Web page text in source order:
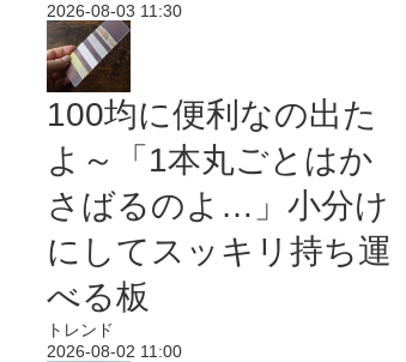
2026-08-03 11:30
100均に便利なの出た
よ～「1本丸ごとはか
さばるのよ…」小分け
にしてスッキリ持ち運
べる板
トレンド
2026-08-02 11:00